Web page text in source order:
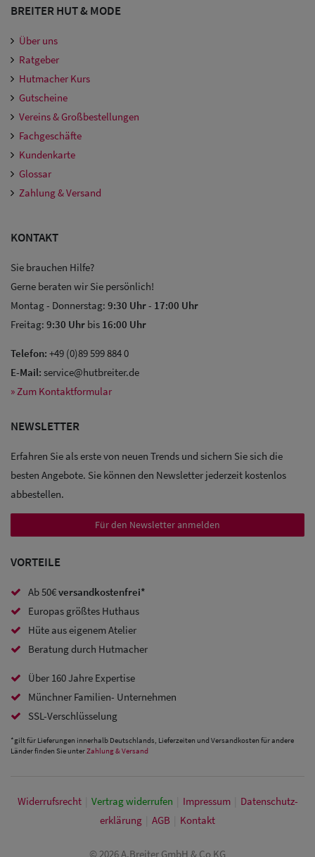
Sale:
Baseball
Sale: Army
Caps
Sale:
Ohrenschutz
BREITER HUT & MODE
Über uns
Ratgeber
Hutmacher Kurs
Gutscheine
Vereins & Großbestellungen
Fachgeschäfte
Kundenkarte
Glossar
Zahlung & Versand
KONTAKT
Sie brauchen Hilfe?
Gerne beraten wir Sie persönlich!
Montag - Donnerstag: 9:30 Uhr- 17:00 Uhr
Freitag: 9:30 Uhr bis 16:00 Uhr
Telefon: +49 (0)89 599 884 0
E-Mail: service@hutbreiter.de
» Zum Kontaktformular
NEWSLETTER
Erfahren Sie als erste von neuen Trends und sichern Sie sich die
besten Angebote. Sie können den Newsletter jederzeit kostenlos
abbestellen.
Für den Newsletter anmelden
VORTEILE
Ab 50€versandkostenfrei*
Europas größtes Huthaus
Hüte aus eigenem Atelier
Beratung durch Hutmacher
Über 160 Jahre Expertise
Münchner Familien- Unternehmen
SSL-Verschlüsselung
*gilt für Lieferungen innerhalb Deutschlands, Lieferzeiten und Versandkosten für andere
Länder finden Sie unterZahlung & Versand
Widerrufs­recht Vertrag widerrufen Impressum
Daten­schutz­
erklärung
AGB Kontakt
© 2026 A.Breiter GmbH & Co KG